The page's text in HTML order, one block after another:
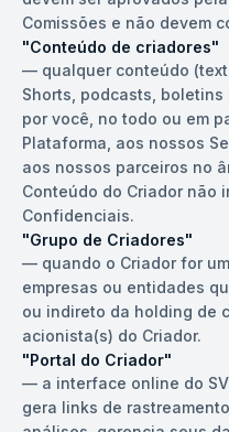
Comissões e não devem
"Conteúdo de criadores"
— qualquer conteúdo
Shorts, podcasts,
por você, no todo ou em
Plataforma, aos nossos
aos nossos parceiros no
Conteúdo do Criador não
Confidenciais.
"Grupo de Criadores"
— quando o Criador for
empresas ou entidades
ou indireto da holding de
acionista(s) do Criador.
"Portal do Criador"
— a interface online do
gera links de rastreamento